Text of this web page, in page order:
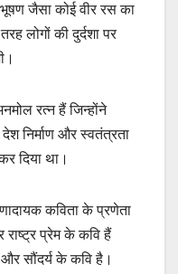
जैसा कोई वीर रस का
लोगों की दुर्दशा पर
रत्न हैं जिन्होंने
निर्माण और स्वतंत्रता
दिया था।
कविता के प्रणेता
प्रेम के कवि हैं
सौंदर्य के कवि है।